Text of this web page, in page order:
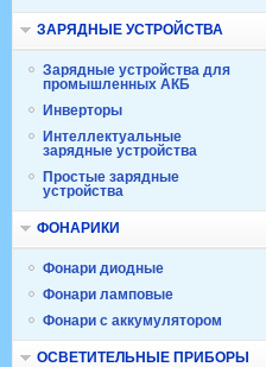
ЗАРЯДНЫЕ УСТРОЙСТВА
Зарядные устройства для
промышленных АКБ
Инверторы
Интеллектуальные
зарядные устройства
Простые зарядные
устройства
ФОНАРИКИ
Фонари диодные
Фонари ламповые
Фонари с аккумулятором
ОСВЕТИТЕЛЬНЫЕ ПРИБОРЫ